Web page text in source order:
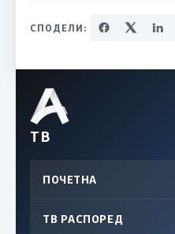
СПОДЕЛИ:
ТВ
ПОЧЕТНА
ТВ РАСПОРЕД